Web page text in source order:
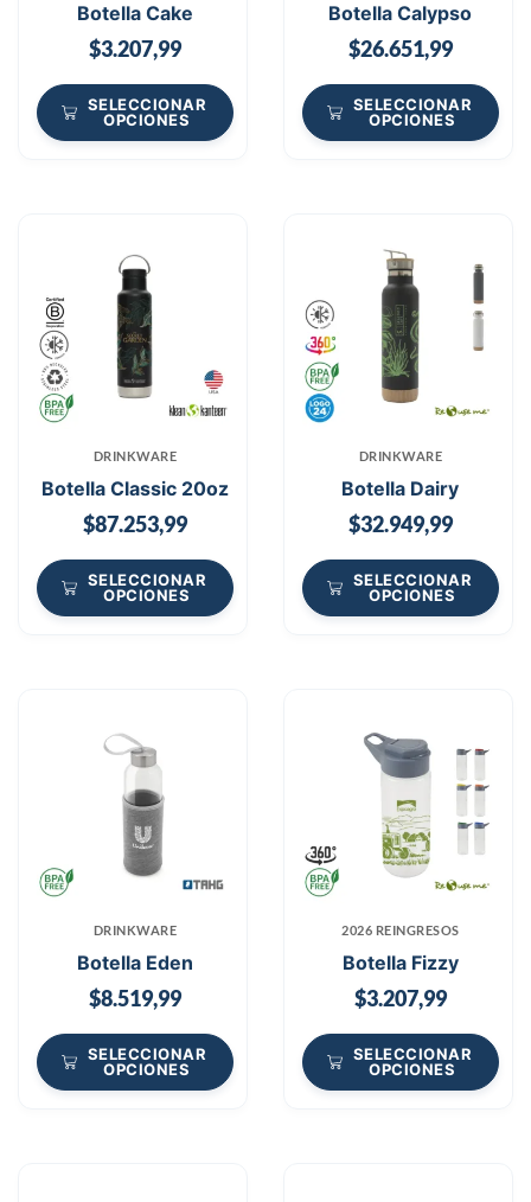
Botella Cake
$3.207,99
SELECCIONAR
OPCIONES
Botella Calypso
$26.651,99
SELECCIONAR
OPCIONES
DRINKWARE
Botella Classic 20oz
$87.253,99
SELECCIONAR
OPCIONES
DRINKWARE
Botella Dairy
$32.949,99
SELECCIONAR
OPCIONES
DRINKWARE
Botella Eden
$8.519,99
SELECCIONAR
OPCIONES
2026 REINGRESOS
Botella Fizzy
$3.207,99
SELECCIONAR
OPCIONES